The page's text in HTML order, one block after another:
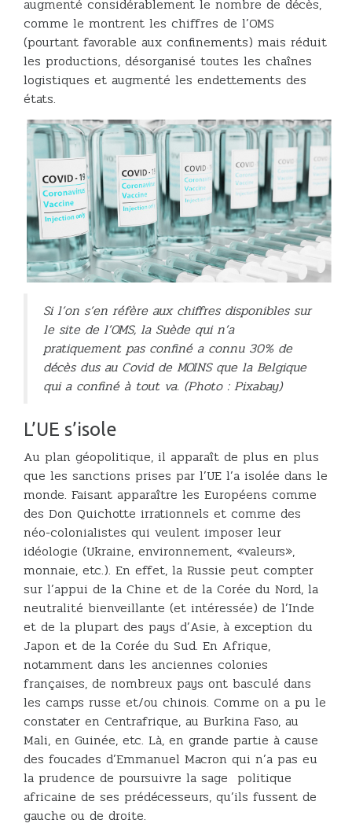
augmenté considérablement le nombre de décès,
comme le montrent les chiffres de l’OMS
(pourtant favorable aux confinements) mais réduit
les productions, désorganisé toutes les chaînes
logistiques et augmenté les endettements des
états.
Si l’on s’en réfère aux chiffres disponibles sur
le site de l’OMS, la Suède qui n’a
pratiquement pas confiné a connu 30% de
décès dus au Covid de MOINS que la Belgique
qui a confiné à tout va. (Photo : Pixabay)
L’UE s’isole
Au plan géopolitique, il apparaît de plus en plus
que les sanctions prises par l’UE l’a isolée dans le
monde. Faisant apparaître les Européens comme
des Don Quichotte irrationnels et comme des
néo-colonialistes qui veulent imposer leur
idéologie (Ukraine, environnement, «valeurs»,
monnaie, etc.). En effet, la Russie peut compter
sur l’appui de la Chine et de la Corée du Nord, la
neutralité bienveillante (et intéressée) de l’Inde
et de la plupart des pays d’Asie, à exception du
Japon et de la Corée du Sud. En Afrique,
notamment dans les anciennes colonies
françaises, de nombreux pays ont basculé dans
les camps russe et/ou chinois. Comme on a pu le
constater en Centrafrique, au Burkina Faso, au
Mali, en Guinée, etc. Là, en grande partie à cause
des foucades d’Emmanuel Macron qui n’a pas eu
la prudence de poursuivre la sage politique
africaine de ses prédécesseurs, qu’ils fussent de
gauche ou de droite.